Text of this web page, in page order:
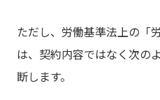
ただし、労働基準法上の「
は、契約内容ではなく次の
断します。